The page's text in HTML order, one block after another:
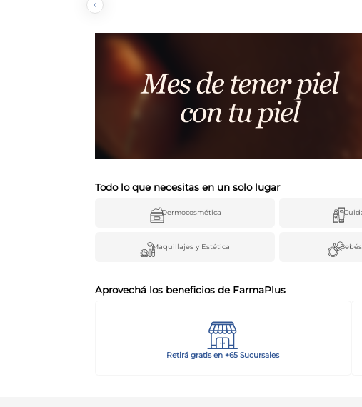
Todo lo que necesitas en un solo lugar
Dermocosmética
Maquillajes y Estética
Aprovechá los beneficios de FarmaPlus
Retirá gratis en +65 Sucursales